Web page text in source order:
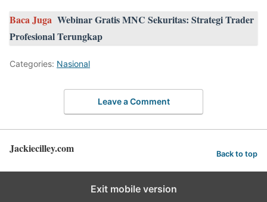
Baca Juga Webinar Gratis MNC Sekuritas: Strategi Trader
Profesional Terungkap
Categories: Nasional
Leave a Comment
Jackiecilley.com Back to top
Exit mobile version